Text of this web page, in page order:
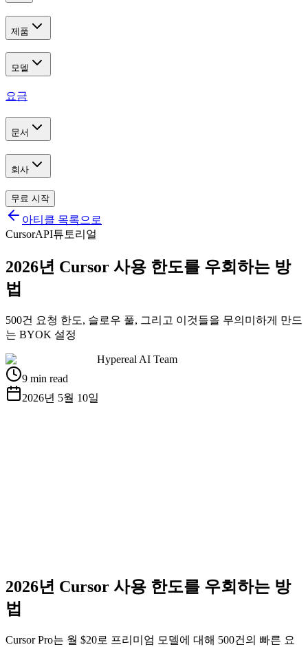
제품
모델
요금
문서
회사
무료 시작
아티클 목록으로
CursorAPI튜토리얼
2026년 Cursor 사용 한도를 우회하는 방
법
500건 요청 한도, 슬로우 풀, 그리고 이것들을 무의미하게 만드
는 BYOK 설정
Hypereal AI Team
9 min read
2026년 5월 10일
2026년 Cursor 사용 한도를 우회하는 방
법
Cursor Pro는 월 $20로 프리미엄 모델에 대해 500건의 빠른 요